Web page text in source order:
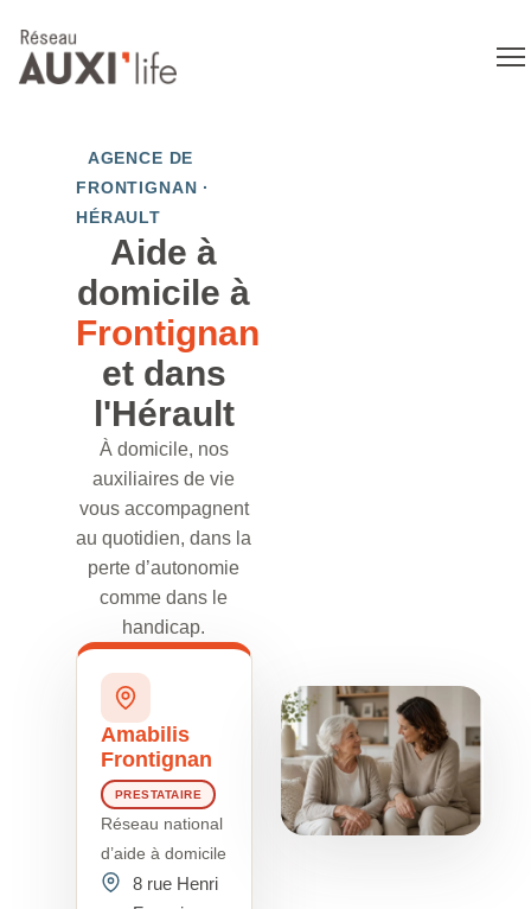
AGENCE DE
FRONTIGNAN ·
HÉRAULT
Aide à
domicile à
Frontignan
et dans
l'Hérault
À domicile, nos
auxiliaires de vie
vous accompagnent
au quotidien, dans la
perte d’autonomie
comme dans le
handicap.
Amabilis
Frontignan
PRESTATAIRE
Réseau national
d’aide à domicile
8 rue Henri